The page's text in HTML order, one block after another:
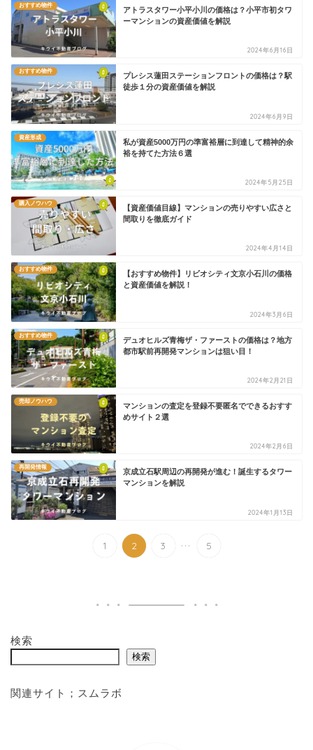
おすすめ物件
アトラスタワー小平小川の価格は？小平市初タワ
ーマンションの資産価値を解説
2024年6月16日
おすすめ物件
プレシス蓮田ステーションフロントの価格は？駅
徒歩１分の資産価値を解説
2024年6月9日
資産形成
私が資産5000万円の準富裕層に到達して精神的余
裕を持てた方法６選
2024年5月25日
購入ノウハウ
【資産価値目線】マンションの売りやすい広さと
間取りを徹底ガイド
2024年4月14日
おすすめ物件
【おすすめ物件】リビオシティ文京小石川の価格
と資産価値を解説！
2024年3月6日
おすすめ物件
デュオヒルズ青梅ザ・ファーストの価格は？地方
都市駅前再開発マンションは狙い目！
2024年2月21日
売却ノウハウ
マンションの査定を登録不要匿名でできるおすす
めサイト２選
2024年2月6日
再開発情報
京成立石駅周辺の再開発が進む！誕生するタワー
マンションを解説
2024年1月13日
1 2 3 ... 5
検索
検索
関連サイト； スムラボ